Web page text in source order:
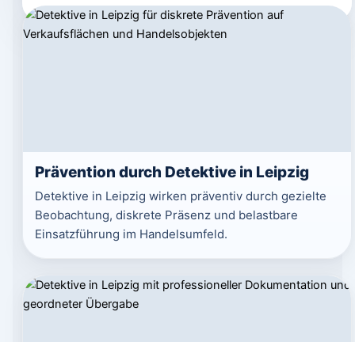
Prävention durch Detektive in Leipzig
Detektive in Leipzig wirken präventiv durch gezielte
Beobachtung, diskrete Präsenz und belastbare
Einsatzführung im Handelsumfeld.